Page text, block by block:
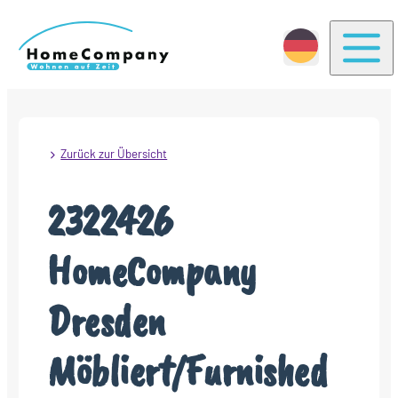
Zurück zur Übersicht
2322426
HomeCompany
Dresden
Möbliert/Furnished